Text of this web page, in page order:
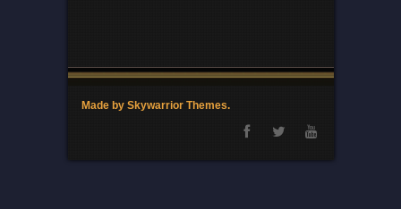
Made by Skywarrior Themes.